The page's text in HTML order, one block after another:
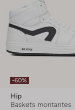
-60%
Hip
Baskets montantes